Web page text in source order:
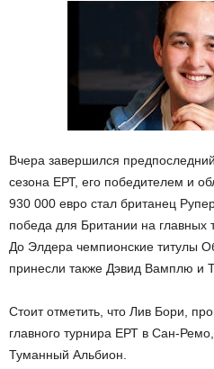
Вчера завершился
сезона ЕРТ, его победителем и
930 000 евро стал британец
победа для Британии на главных
До Элдера чемпионские титулы
принесли также Дэвид Вамплю и
Стоит отметить, что Лив Бори,
главного турнира ЕРТ в Сан-
Туманный Альбион.